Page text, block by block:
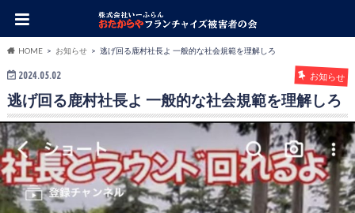
HOME お知らせ 逃げ回る鹿村社長よ 一般的な社会規範を理解しろ
2024.05.02 お知らせ
逃げ回る鹿村社長よ 一般的な社会規範を理解しろ